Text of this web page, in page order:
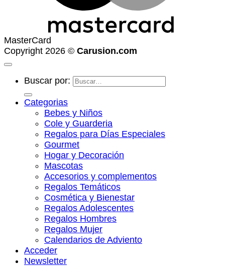
MasterCard
Copyright 2026 © Carusion.com
Buscar por:
Categorias
Bebes y Niños
Cole y Guarderia
Regalos para Días Especiales
Gourmet
Hogar y Decoración
Mascotas
Accesorios y complementos
Regalos Temáticos
Cosmética y Bienestar
Regalos Adolescentes
Regalos Hombres
Regalos Mujer
Calendarios de Adviento
Acceder
Newsletter